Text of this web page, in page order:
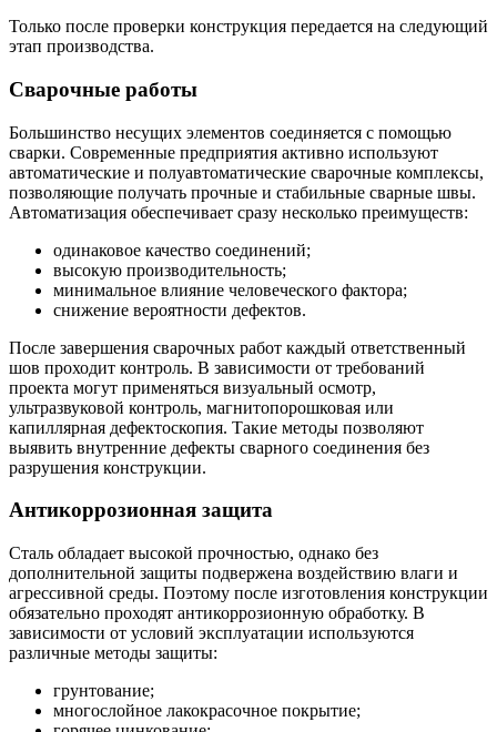
Только после проверки конструкция передается на следующий
этап производства.
Сварочные работы
Большинство несущих элементов соединяется с помощью
сварки. Современные предприятия активно используют
автоматические и полуавтоматические сварочные комплексы,
позволяющие получать прочные и стабильные сварные швы.
Автоматизация обеспечивает сразу несколько преимуществ:
одинаковое качество соединений;
высокую производительность;
минимальное влияние человеческого фактора;
снижение вероятности дефектов.
После завершения сварочных работ каждый ответственный
шов проходит контроль. В зависимости от требований
проекта могут применяться визуальный осмотр,
ультразвуковой контроль, магнитопорошковая или
капиллярная дефектоскопия. Такие методы позволяют
выявить внутренние дефекты сварного соединения без
разрушения конструкции.
Антикоррозионная защита
Сталь обладает высокой прочностью, однако без
дополнительной защиты подвержена воздействию влаги и
агрессивной среды. Поэтому после изготовления конструкции
обязательно проходят антикоррозионную обработку. В
зависимости от условий эксплуатации используются
различные методы защиты:
грунтование;
многослойное лакокрасочное покрытие;